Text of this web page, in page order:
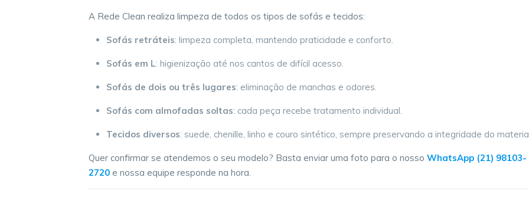
A Rede Clean realiza limpeza de todos os tipos de sofás e tecidos:
Sofás retráteis: limpeza completa, mantendo praticidade e conforto.
Sofás em L: higienização até nos cantos de difícil acesso.
Sofás de dois ou três lugares: eliminação de manchas e odores.
Sofás com almofadas soltas: cada peça recebe tratamento individual.
Tecidos diversos: suede, chenille, linho e couro sintético, sempre preservando a integridade do
Quer confirmar se atendemos o seu modelo? Basta enviar uma foto para o nosso WhatsApp (21) 98103-
2720e nossa equipe responde na hora.